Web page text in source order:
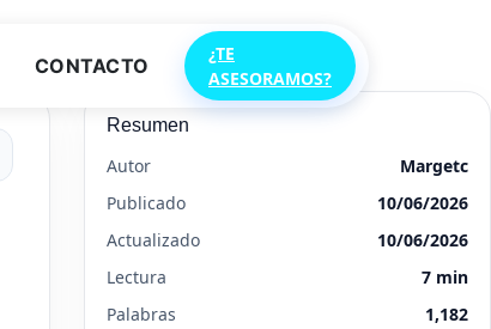
CONTACTO
¿TE
ASESORAMOS?
Resumen
Autor
Margetc
Publicado
10/06/2026
Actualizado
10/06/2026
Lectura
7 min
Palabras
1,182